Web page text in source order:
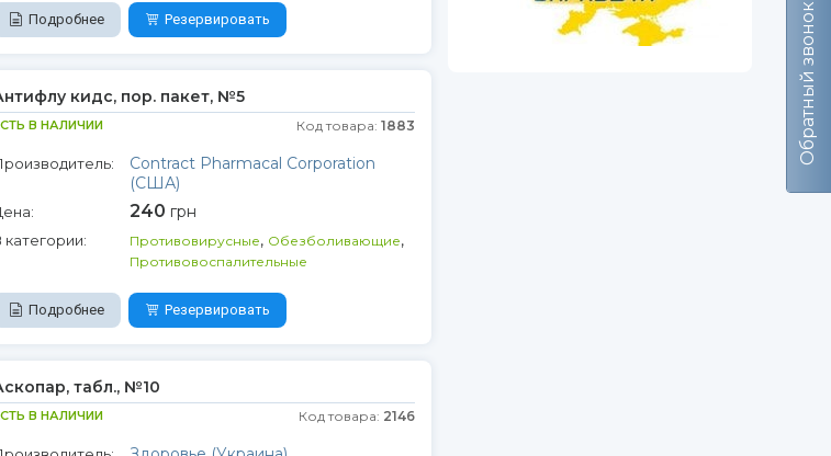
Подробнее Резервировать
кидс, пор. пакет, №5
В НАЛИЧИИ Код товара: 1883
Contract Pharmacal Corporation
(США)
240 грн
категории: Противовирусные, Обезболивающие,
Противовоспалительные
Подробнее Резервировать
табл., №10
В НАЛИЧИИ Код товара: 2146
Обратный звонок